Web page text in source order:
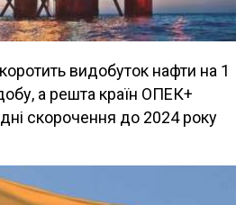
видобуток нафти на 1
а решта країн ОПЕК+
скорочення до 2024 року